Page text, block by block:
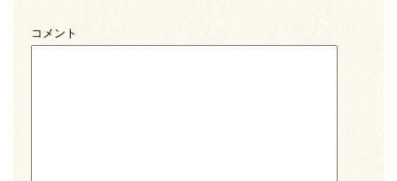
コメント